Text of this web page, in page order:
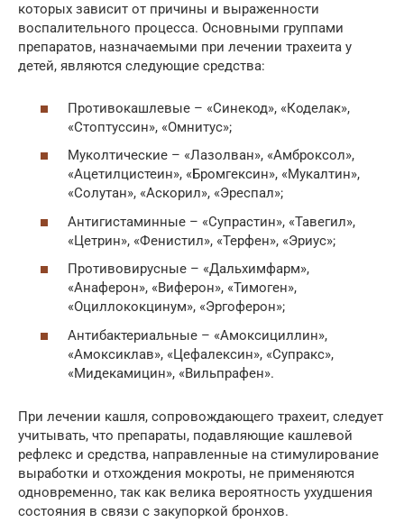
которых зависит от причины и выраженности
воспалительного процесса. Основными группами
препаратов, назначаемыми при лечении трахеита у
детей, являются следующие средства:
Противокашлевые – «Синекод», «Коделак»,
«Стоптуссин», «Омнитус»;
Муколтические – «Лазолван», «Амброксол»,
«Ацетилцистеин», «Бромгексин», «Мукалтин»,
«Солутан», «Аскорил», «Эреспал»;
Антигистаминные – «Супрастин», «Тавегил»,
«Цетрин», «Фенистил», «Терфен», «Эриус»;
Противовирусные – «Дальхимфарм»,
«Анаферон», «Виферон», «Тимоген»,
«Оциллококцинум», «Эргоферон»;
Антибактериальные – «Амоксициллин»,
«Амоксиклав», «Цефалексин», «Супракс»,
«Мидекамицин», «Вильпрафен».
При лечении кашля, сопровождающего трахеит, следует
учитывать, что препараты, подавляющие кашлевой
рефлекс и средства, направленные на стимулирование
выработки и отхождения мокроты, не применяются
одновременно, так как велика вероятность ухудшения
состояния в связи с закупоркой бронхов.